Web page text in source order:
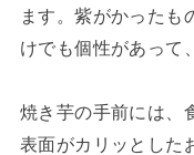
ます。紫がかった
けでも個性があって
焼き芋の手前には、
表面がカリッとした